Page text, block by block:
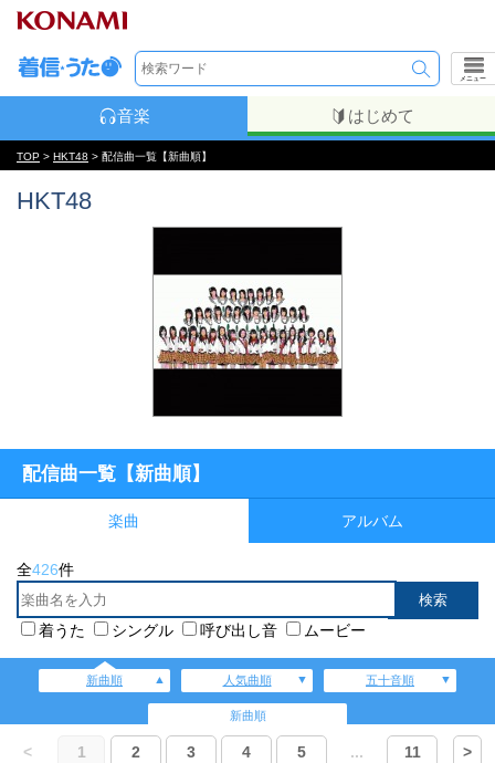
メニュー
音楽 はじめて
TOP > HKT48 > 配信曲一覧【新曲順】
HKT48
配信曲一覧【新曲順】
楽曲 アルバム
全426件
着うた シングル 呼び出し音 ムービー
新曲順 人気曲順 五十音順
新曲順
< 1 2 3 4 5 ... 11 >